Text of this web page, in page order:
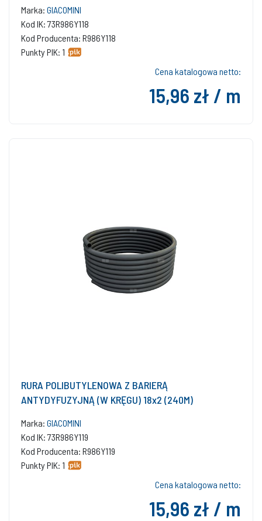
Marka: GIACOMINI
Kod IK: 73R986Y118
Kod Producenta: R986Y118
Punkty PIK: 1
Cena katalogowa netto:
15,96 zł / m
RURA POLIBUTYLENOWA Z BARIERĄ
ANTYDYFUZYJNĄ (W KRĘGU) 18x2 (240M)
Marka: GIACOMINI
Kod IK: 73R986Y119
Kod Producenta: R986Y119
Punkty PIK: 1
Cena katalogowa netto:
15,96 zł / m